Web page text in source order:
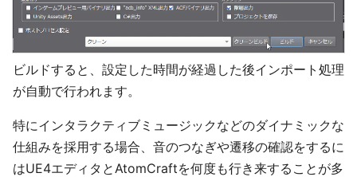
ビルドすると、設定した時間が経過した後インポート処理
が自動で行われます。
特にインタラクティブミュージックなどのダイナミックな
仕組みを採用する場合、音のつなぎや遷移の確認をするに
はUE4エディタとAtomCraftを何度も行き来することが多